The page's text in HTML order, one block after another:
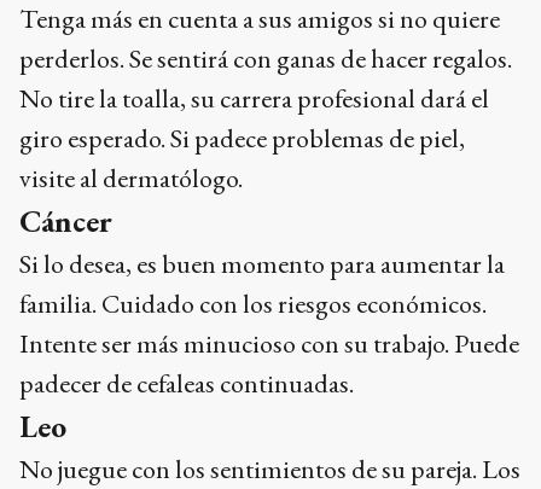
Tenga más en cuenta a sus amigos si no quiere
perderlos. Se sentirá con ganas de hacer regalos.
No tire la toalla, su carrera profesional dará el
giro esperado. Si padece problemas de piel,
visite al dermatólogo.
Cáncer
Si lo desea, es buen momento para aumentar la
familia. Cuidado con los riesgos económicos.
Intente ser más minucioso con su trabajo. Puede
padecer de cefaleas continuadas.
Leo
No juegue con los sentimientos de su pareja. Los